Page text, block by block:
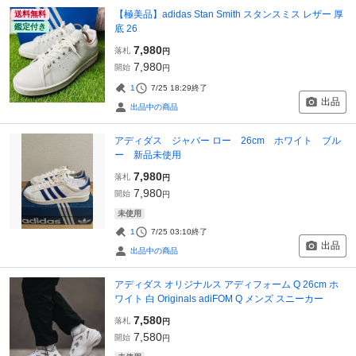
送料無料
鑑定付き
【極美品】adidas Stan Smith スタンスミス レザー 厚
底 26
落札 7,980円
開始 7,980円
1 7/25 18:29終了
出品中の商品 出品
アディダス ジャバー ロー 26cm ホワイト ブル
ー 新品未使用
落札 7,980円
開始 7,980円
未使用
1 7/25 03:10終了
出品中の商品 出品
アディダス オリジナルス アディフォーム Q 26cm ホ
ワイト 白 Originals adiFOM Q メンズ スニーカー
落札 7,580円
開始 7,580円